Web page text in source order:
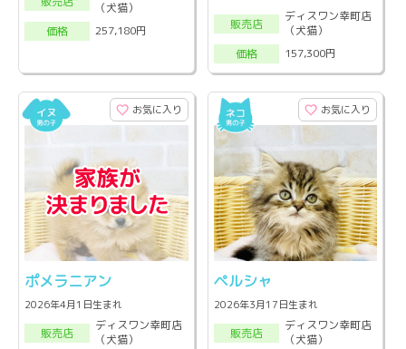
（犬猫）
価格
257,180円 販売店
ディスワン幸町店
（犬猫）
価格
157,300円
お気に入り
ポメラニアン
2026年4月1日生まれ
販売店
ディスワン幸町店
（犬猫）
お気に入り
ペルシャ
2026年3月17日生まれ
販売店
ディスワン幸町店
（犬猫）